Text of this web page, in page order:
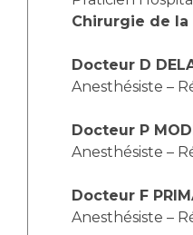
Chirurgie de la
Docteur D
Anesthésiste –
Docteur P
Anesthésiste –
Docteur
Anesthésiste –